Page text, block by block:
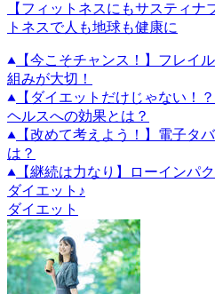
【フィットネスにもサスティ
トネスで人も地球も健康に
【今こそチャンス！】フレイ
組みが大切！
【ダイエットだけじゃない！
ヘルスへの効果とは？
【改めて考えよう！】電子タ
は？
【継続は力なり】ローインパ
ダイエット♪
ダイエット